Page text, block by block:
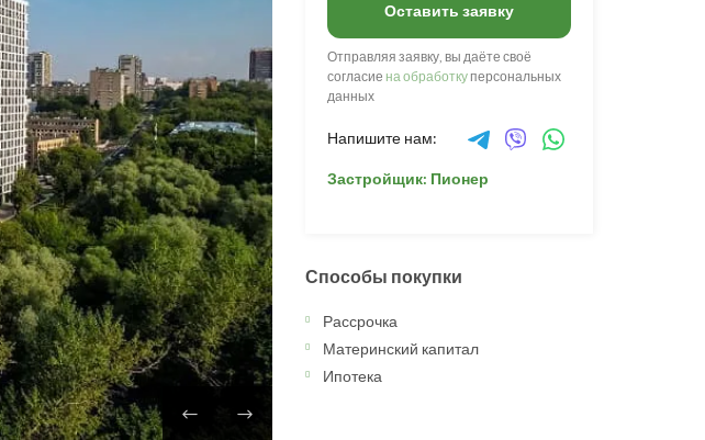
Оставить заявку
Отправляя заявку, вы даёте своё
согласие на обработкуперсональных
данных
Напишите нам:
Застройщик: Пионер
Способы покупки
Рассрочка
Материнский капитал
Ипотека